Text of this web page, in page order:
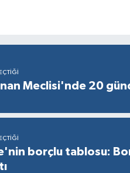
Meclisi'nde 20
borçlu tablosu: